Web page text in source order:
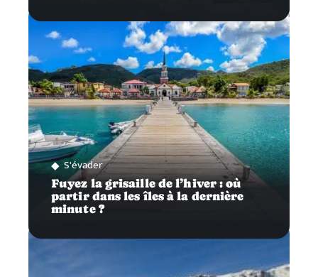
S'évader
Fuyez la grisaille de l’hiver : où
partir dans les îles à la dernière
minute ?